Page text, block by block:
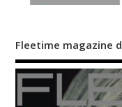
Fleetime magazine